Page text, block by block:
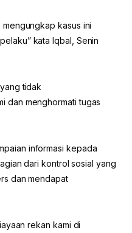
kasus ini
kata Iqbal, Senin
tidak
dan menghormati tugas
informasi kepada
dari kontrol sosial yang
dan mendapat
rekan kami di